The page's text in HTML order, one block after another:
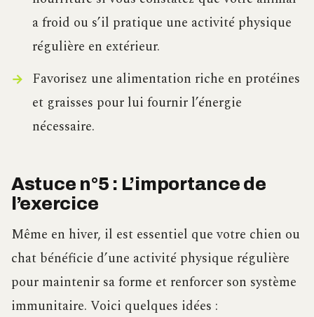
a froid ou s’il pratique une activité physique
régulière en extérieur.
Favorisez une alimentation riche en protéines
et graisses pour lui fournir l’énergie
nécessaire.
Astuce n°5 : L’importance de
l’exercice
Même en hiver, il est essentiel que votre chien ou
chat bénéficie d’une activité physique régulière
pour maintenir sa forme et renforcer son système
immunitaire. Voici quelques idées :